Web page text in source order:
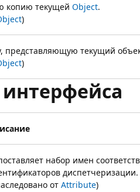
копию текущей Object.
)
представляющую текущий
)
набор имен
диспетчеризации.
от Attribute)